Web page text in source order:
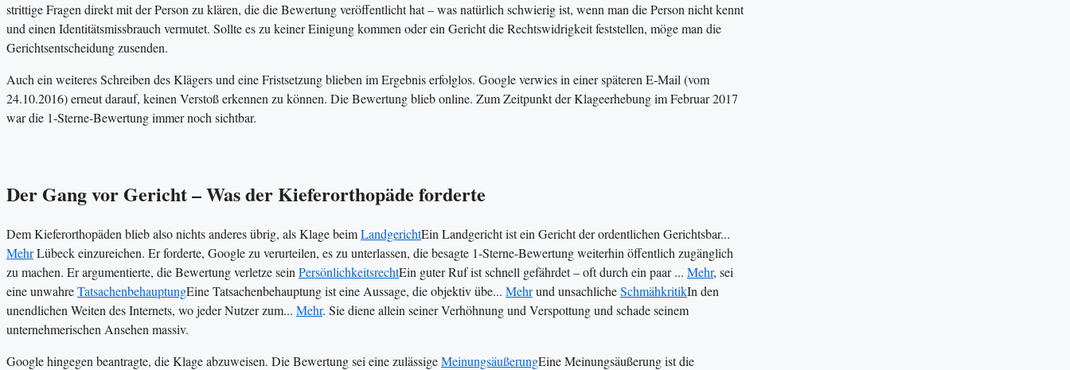
strittige Fragen direkt mit der Person zu klären, die die Bewertung veröffentlicht hat – was natürlich schwierig ist, wenn man die Person nicht kennt
und einen Identitätsmissbrauch vermutet. Sollte es zu keiner Einigung kommen oder ein Gericht die Rechtswidrigkeit feststellen, möge man die
Gerichtsentscheidung zusenden.
Auch ein weiteres Schreiben des Klägers und eine Fristsetzung blieben im Ergebnis erfolglos. Google verwies in einer späteren E-Mail (vom
24.10.2016) erneut darauf, keinen Verstoß erkennen zu können. Die Bewertung blieb online. Zum Zeitpunkt der Klageerhebung im Februar 2017
war die 1-Sterne-Bewertung immer noch sichtbar.
Der Gang vor Gericht – Was der Kieferorthopäde forderte
Dem Kieferorthopäden blieb also nichts anderes übrig, als Klage beimLandgerichtEin Landgericht ist ein Gericht der ordentlichen Gerichtsbar...
MehrLübeck einzureichen. Er forderte, Google zu verurteilen, es zu unterlassen, die besagte 1-Sterne-Bewertung weiterhin öffentlich zugänglich
zu machen. Er argumentierte, die Bewertung verletze sein PersönlichkeitsrechtEin guter Ruf ist schnell gefährdet – oft durch ein paar ... Mehr, sei
eine unwahreTatsachenbehauptungEine Tatsachenbehauptung ist eine Aussage, die objektiv übe... Mehrund unsachlicheSchmähkritikIn den
unendlichen Weiten des Internets, wo jeder Nutzer zum... Mehr. Sie diene allein seiner Verhöhnung und Verspottung und schade seinem
unternehmerischen Ansehen massiv.
Google hingegen beantragte, die Klage abzuweisen. Die Bewertung sei eine zulässigeMeinungsäußerungEine Meinungsäußerung ist die